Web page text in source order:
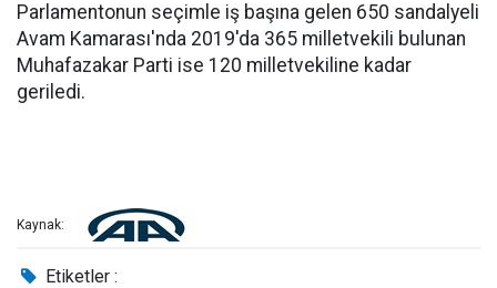
Parlamentonun seçimle iş başına gelen 650 sandalyeli
Avam Kamarası'nda 2019'da 365 milletvekili bulunan
Muhafazakar Parti ise 120 milletvekiline kadar
geriledi.
Kaynak:
Etiketler :